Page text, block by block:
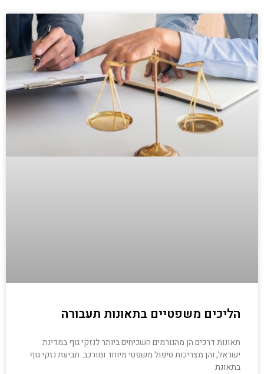
הליכים משפטיים בתאונות תעבורה
תאונות דרכים הן מהגורמים השכיחים ביותר לנזקי גוף במדינת
ישראל, והן מצריכות טיפול משפטי מיוחד ומורכב. תביעת נזקי גוף
בתאונת